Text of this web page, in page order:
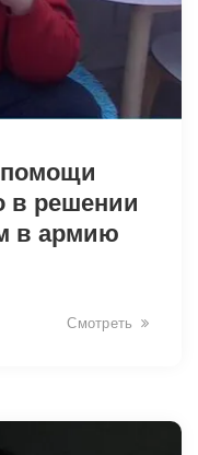
помощи
в решении
в армию
Смотреть